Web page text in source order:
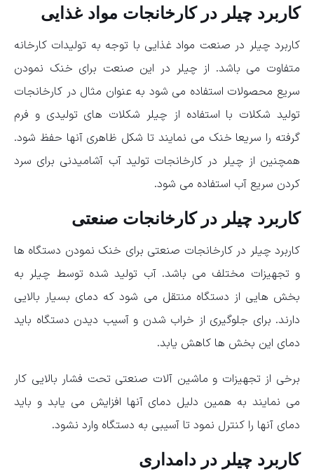
کاربرد چیلر در کارخانجات مواد غذایی
کاربرد چیلر در صنعت مواد غذایی با توجه به تولیدات کارخانه
متفاوت می باشد. از چیلر در این صنعت برای خنک نمودن
سریع محصولات استفاده می شود به عنوان مثال در کارخانجات
تولید شکلات با استفاده از چیلر شکلات های تولیدی و فرم
گرفته را سریعا خنک می نمایند تا شکل ظاهری آنها حفظ شود.
همچنین از چیلر در کارخانجات تولید آب آشامیدنی برای سرد
کردن سریع آب استفاده می شود.
کاربرد چیلر در کارخانجات صنعتی
کاربرد چیلر در کارخانجات صنعتی برای خنک نمودن دستگاه ها
و تجهیزات مختلف می باشد. آب تولید شده توسط چیلر به
بخش هایی از دستگاه منتقل می شود که دمای بسیار بالایی
دارند. برای جلوگیری از خراب شدن و آسیب دیدن دستگاه باید
دمای این بخش ها کاهش یابد.
برخی از تجهیزات و ماشین آلات صنعتی تحت فشار بالایی کار
می نمایند به همین دلیل دمای آنها افزایش می یابد و باید
دمای آنها را کنترل نمود تا آسیبی به دستگاه وارد نشود.
کاربرد چیلر در دامداری